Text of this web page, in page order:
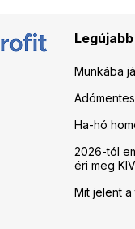
Munkába
Ha-hó
2026-tól
éri meg
Mit jelent